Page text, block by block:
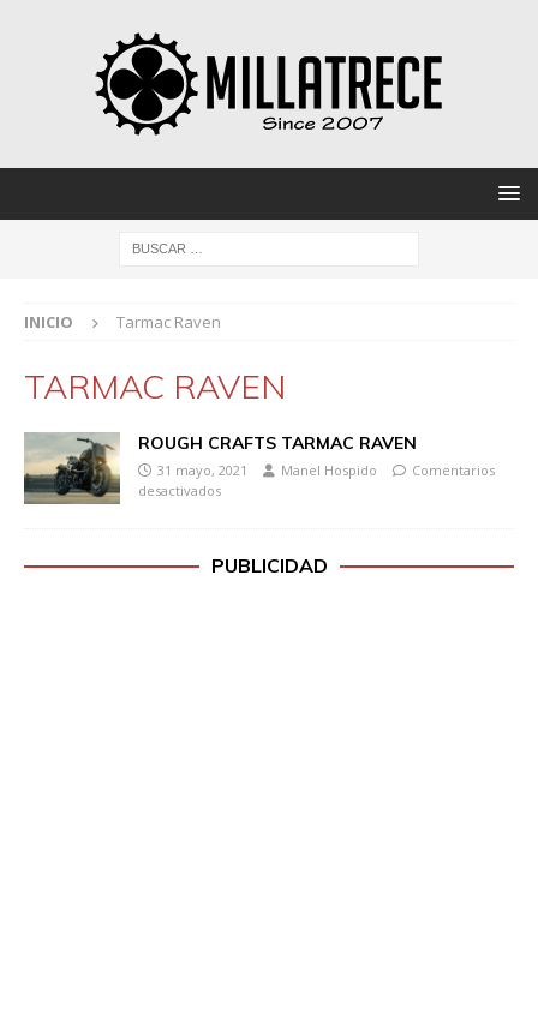
INICIO Tarmac Raven
TARMAC RAVEN
ROUGH CRAFTS TARMAC RAVEN
31 mayo, 2021 Manel Hospido
Comentarios
desactivados
PUBLICIDAD